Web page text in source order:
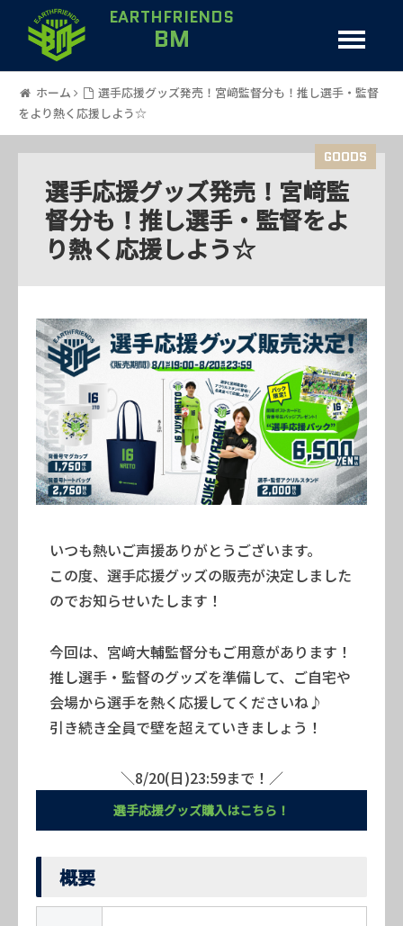
EARTHFRIENDS
BM
ホーム
選手応援グッズ発売！宮﨑監督分も！推し選手・監督
をより熱く応援しよう☆
GOODS
選手応援グッズ発売！宮﨑監
督分も！推し選手・監督をよ
り熱く応援しよう☆
いつも熱いご声援ありがとうございます。
この度、選手応援グッズの販売が決定しました
のでお知らせいたします！
今回は、宮﨑大輔監督分もご用意があります！
推し選手・監督のグッズを準備して、ご自宅や
会場から選手を熱く応援してくださいね♪
引き続き全員で壁を超えていきましょう！
＼8/20(日)23:59まで！／
選手応援グッズ購入はこちら！
概要